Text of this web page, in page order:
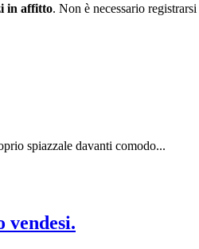
in affitto. Non è necessario
spiazzale davanti comodo...
vendesi.